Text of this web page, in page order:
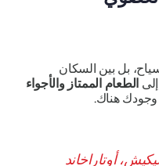
بل بين السكان
الطعام الممتاز والأجواء
هناك.